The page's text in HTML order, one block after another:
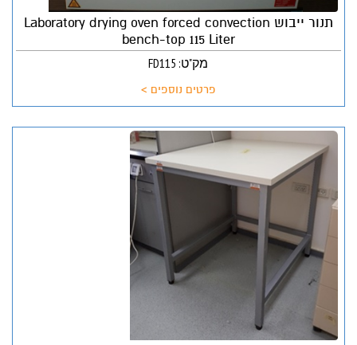
תנור ייבוש Laboratory drying oven forced convection
bench-top 115 Liter
מק"ט: FD115
פרטים נוספים >